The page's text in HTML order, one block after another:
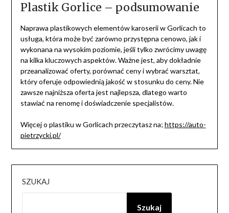
Plastik Gorlice – podsumowanie
Naprawa plastikowych elementów karoserii w Gorlicach to
usługa, która może być zarówno przystępna cenowo, jak i
wykonana na wysokim poziomie, jeśli tylko zwrócimy uwagę
na kilka kluczowych aspektów. Ważne jest, aby dokładnie
przeanalizować oferty, porównać ceny i wybrać warsztat,
który oferuje odpowiednią jakość w stosunku do ceny. Nie
zawsze najniższa oferta jest najlepsza, dlatego warto
stawiać na renomę i doświadczenie specjalistów.
Więcej o plastiku w Gorlicach przeczytasz na; https://auto-
pietrzycki.pl/
SZUKAJ
Szukaj